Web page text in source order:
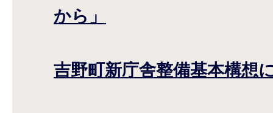
から」
吉野町新庁舎整備基本構想